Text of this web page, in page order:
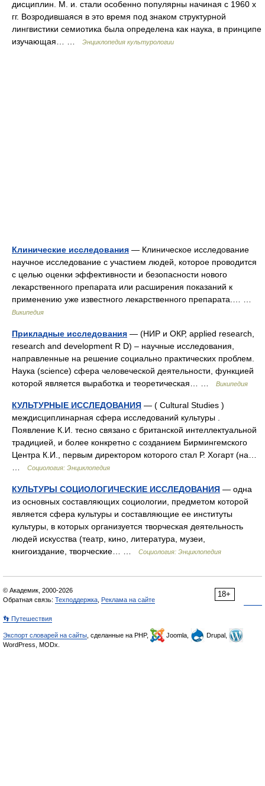
дисциплин. М. и. стали особенно популярны начиная с 1960 х
гг. Возродившаяся в это время под знаком структурной
лингвистики семиотика была определена как наука, в принципе
изучающая… …
Энциклопедия культурологии
Клинические исследования — Клиническое исследование
научное исследование с участием людей, которое проводится
с целью оценки эффективности и безопасности нового
лекарственного препарата или расширения показаний к
применению уже известного лекарственного препарата.… …
Википедия
Прикладные исследования — (НИР и ОКР, applied research,
research and development R D) – научные исследования,
направленные на решение социально практических проблем.
Наука (science) сфера человеческой деятельности, функцией
которой является выработка и теоретическая… …
Википедия
КУЛЬТУРНЫЕ ИССЛЕДОВАНИЯ — ( Cultural Studies )
междисциплинарная сфера исследований культуры .
Появление К.И. тесно связано с британской интеллектуальной
традицией, и более конкретно с созданием Бирмингемского
Центра К.И., первым директором которого стал Р. Хогарт (на…
Социология: Энциклопедия
КУЛЬТУРЫ СОЦИОЛОГИЧЕСКИЕ ИССЛЕДОВАНИЯ — одна
из основных составляющих социологии, предметом которой
является сфера культуры и составляющие ее институты
культуры, в которых организуется творческая деятельность
людей искусства (театр, кино, литература, музеи,
книгоиздание, творческие… …
Социология: Энциклопедия
18+
© Академик, 2000-2026
Обратная связь: Техподдержка Реклама на сайте
👣 Путешествия
Экспорт словарей на сайты , сделанные на PHP, Joomla,
Drupal,
WordPress, MODx.